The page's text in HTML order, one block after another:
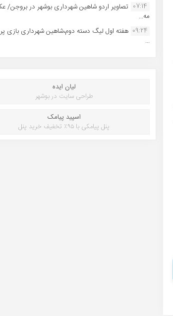
07:14 تصاویر اردو شاهین شهرداری بوشهر در بروجن/
مه...
09:24 هفته اول لیگ دسته دوم،شاهین شهرداری بازی
...
لیان ایده
طراحی سایت در بوشهر
اسپید پیامک
پنل پیامکی با ۹۵٪ تخفیف خرید پنل